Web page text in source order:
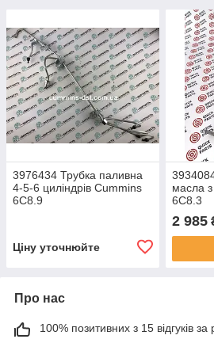
3976434 Трубка паливна
4-5-6 циліндрів Cummins
6C8.9
Ціну уточнюйте
масла
6C8.3
2 985
Про нас
100% позитивних з 15 відгуків за